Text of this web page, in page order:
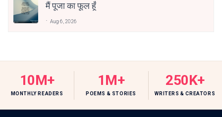
मैं पूजा का फूल हूँ
Aug 6, 2026
10M+
MONTHLY READERS
1M+
POEMS & STORIES
250K+
WRITERS & CREATORS